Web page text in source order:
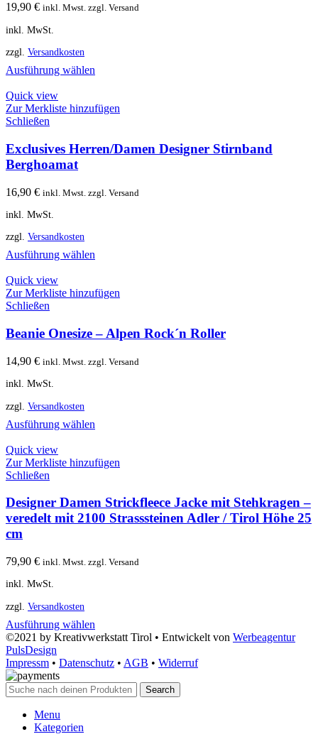
19,90 € inkl. Mwst. zzgl. Versand
inkl. MwSt.
zzgl. Versandkosten
Ausführung wählen
Quick view
Zur Merkliste hinzufügen
Schließen
Exclusives Herren/Damen Designer Stirnband
Berghoamat
16,90 € inkl. Mwst. zzgl. Versand
inkl. MwSt.
zzgl. Versandkosten
Ausführung wählen
Quick view
Zur Merkliste hinzufügen
Schließen
Beanie Onesize – Alpen Rock´n Roller
14,90 € inkl. Mwst. zzgl. Versand
inkl. MwSt.
zzgl. Versandkosten
Ausführung wählen
Quick view
Zur Merkliste hinzufügen
Schließen
Designer Damen Strickfleece Jacke mit Stehkragen –
veredelt mit 2100 Strasssteinen Adler / Tirol Höhe 25
cm
79,90 € inkl. Mwst. zzgl. Versand
inkl. MwSt.
zzgl. Versandkosten
Ausführung wählen
©2021 by Kreativwerkstatt Tirol • Entwickelt von Werbeagentur
PulsDesign
Impressm • Datenschutz • AGB • Widerruf
Search
Menu
Kategorien